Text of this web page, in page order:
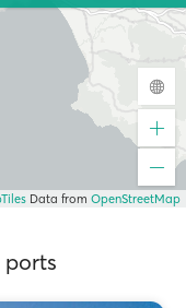
Data from OpenStreetMap
ports